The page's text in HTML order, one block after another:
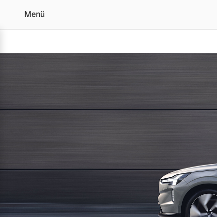
Menü
6 Modelle
Plug-in Hybrid